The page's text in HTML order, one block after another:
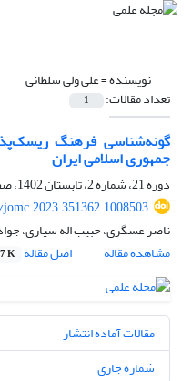
نویسنده =علی ولی سلطانی
تعداد مقالات: 1
گونه‌شناسی فرهنگ
جمهوری اسلامی ایران
دوره 21، شماره 2، تابستان 1402، صفحه
ناصر عسگری، حبیب اله سیاری،
مشاهده مقاله
اصل مقاله K
مقالات آماده انتشار
شماره جاری